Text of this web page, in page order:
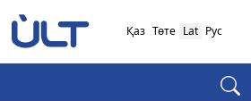
Қаз Төте Lat Рус